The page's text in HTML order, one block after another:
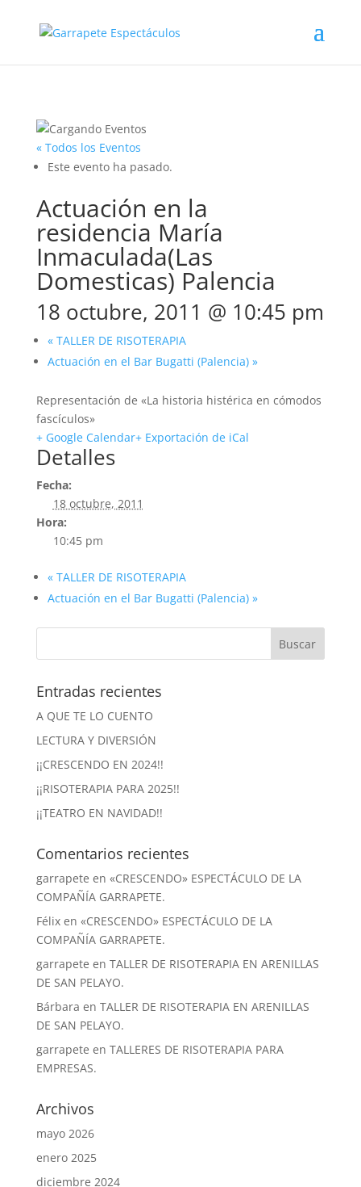
« Todos los Eventos
Este evento ha pasado.
Actuación en la
residencia María
Inmaculada(Las
Domesticas) Palencia
18 octubre, 2011 @ 10:45 pm
«TALLER DE RISOTERAPIA
Actuación en el Bar Bugatti (Palencia) »
Representación de «La historia histérica en cómodos
fascículos»
+ Google Calendar+ Exportación de iCal
Detalles
Fecha:
18 octubre, 2011
Hora:
10:45 pm
«TALLER DE RISOTERAPIA
Actuación en el Bar Bugatti (Palencia) »
Entradas recientes
A QUE TE LO CUENTO
LECTURA Y DIVERSIÓN
¡¡CRESCENDO EN 2024!!
¡¡RISOTERAPIA PARA 2025!!
¡¡TEATRO EN NAVIDAD!!
Comentarios recientes
garrapete en «CRESCENDO» ESPECTÁCULO DE LA
COMPAÑÍA GARRAPETE.
Félixen «CRESCENDO» ESPECTÁCULO DE LA
COMPAÑÍA GARRAPETE.
garrapete en TALLER DE RISOTERAPIA EN ARENILLAS
DE SAN PELAYO.
Bárbara en TALLER DE RISOTERAPIA EN ARENILLAS
DE SAN PELAYO.
garrapete en TALLERES DE RISOTERAPIA PARA
EMPRESAS.
Archivos
mayo 2026
enero 2025
diciembre 2024